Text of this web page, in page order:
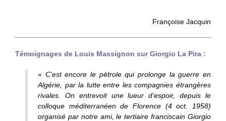
Françoise Jacquin
Témoignages de Louis Massignon sur Giorgio La Pira :
« C’est encore le pétrole qui prolonge la guerre en
Algérie, par la lutte entre les compagnies étrangères
rivales. On entrevoit une lueur d’espoir, depuis le
colloque méditerranéen de Florence (4 oct. 1958)
organisé par notre ami, le tertiaire franciscain Giorgio